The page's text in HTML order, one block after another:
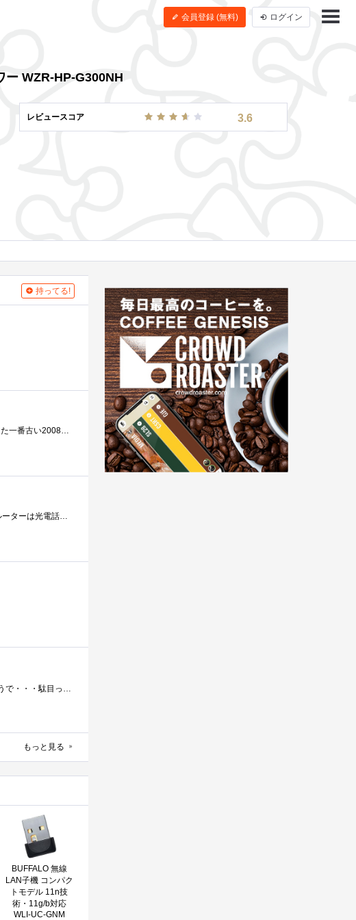
会員登録 (無料) ログイン
レビュースコア 3.6
WZR-HP-G300NH
持ってる!
通販で買った覚えがあるのですがいつ買ったかも覚えていませんPCに残っている以前のPCからインポートした一番古い2008年代のメールにも記録がな...
ショップの購入履歴を見ると2009/6/1に注文したらしい（笑）あっという間に時間がたってしまいました。ルーターは光電話の関係でNTTのものを使っ...
今日もせっせとお得意先に御用聞きに廻っていました。とあるお得意さんがAtermWR9500Nに乗り換えたそうで・・・駄目っ子だったWZR-HP-G300NHを押付け�...
もっと見る
BUFFALO 無線
LAN子機 コンパク
トモデル 11n技
術・11g/b対応
WLI-UC-GNM